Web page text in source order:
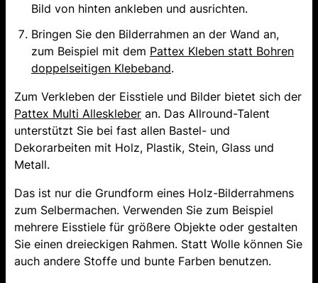
Bild von hinten ankleben und ausrichten.
Bringen Sie den Bilderrahmen an der Wand an,
zum Beispiel mit dem Pattex Kleben statt Bohren
doppelseitigen Klebeband.
Zum Verkleben der Eisstiele und Bilder bietet sich der
Pattex Multi Alleskleber an. Das Allround-Talent
unterstützt Sie bei fast allen Bastel- und
Dekorarbeiten mit Holz, Plastik, Stein, Glass und
Metall.
Das ist nur die Grundform eines Holz-Bilderrahmens
zum Selbermachen. Verwenden Sie zum Beispiel
mehrere Eisstiele für größere Objekte oder gestalten
Sie einen dreieckigen Rahmen. Statt Wolle können Sie
auch andere Stoffe und bunte Farben benutzen.